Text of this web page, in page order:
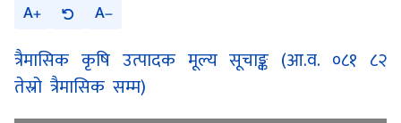
A A
त्रैमासिक कृषि उत्पादक मूल्य सूचाङ्क (आ.व. ०८१ ८२
तेस्रो त्रैमासिक सम्म)